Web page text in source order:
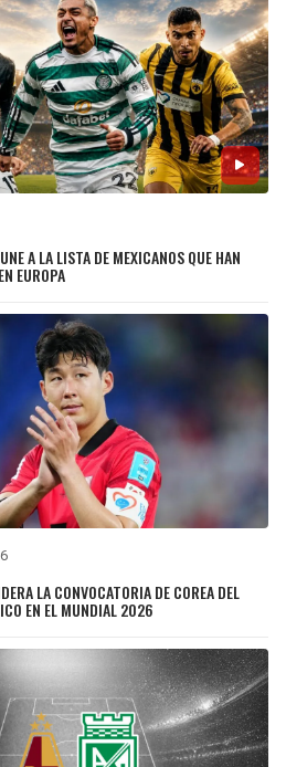
A LA LISTA DE MEXICANOS QUE HAN
EUROPA
LA CONVOCATORIA DE COREA DEL
EN EL MUNDIAL 2026